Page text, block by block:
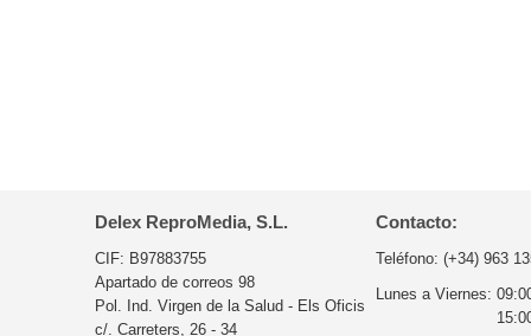
Delex ReproMedia, S.L.
CIF: B97883755
Apartado de correos 98
Pol. Ind. Virgen de la Salud - Els Oficis
c/. Carreters, 26 - 34
Contacto:
Teléfono: (+34) 963
Lunes a Viernes: